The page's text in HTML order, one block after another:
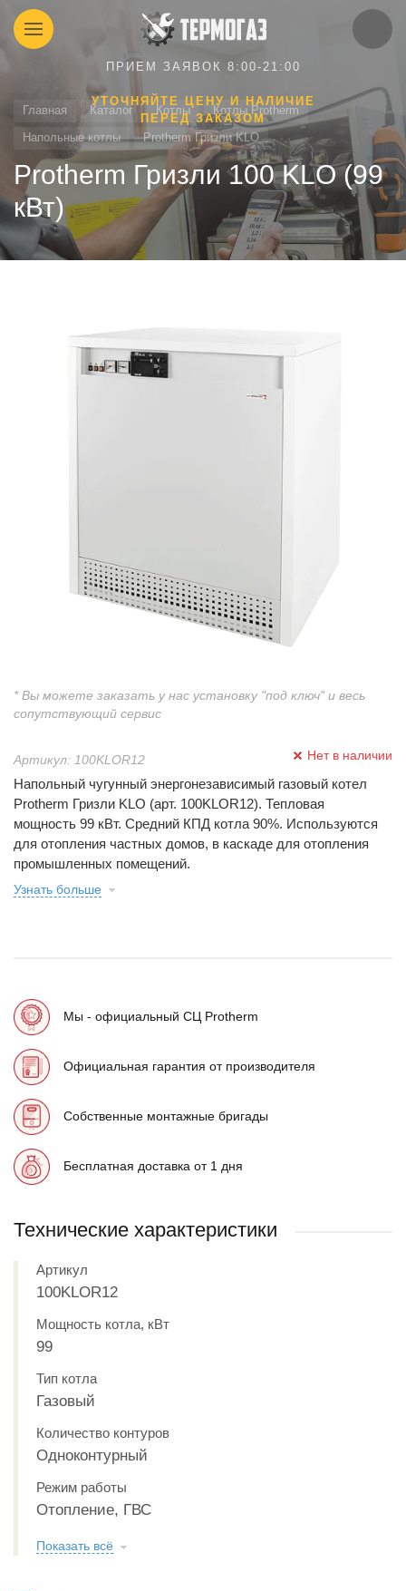
ПРИЕМ ЗАЯВОК 8:00-21:00
УТОЧНЯЙТЕ ЦЕНУ И НАЛИЧИЕ
ПЕРЕД ЗАКАЗОМ
Главная Каталог Котлы
Котлы Protherm
Напольные котлы
Protherm Гризли KLO
Protherm Гризли 100 KLO (99
кВт)
Артикул: 100KLOR12 Нет в наличии
Напольный чугунный энергонезависимый газовый котел
Protherm Гризли KLO (арт. 100KLOR12). Тепловая
мощность 99 кВт. Средний КПД котла 90%. Используются
для отопления частных домов, в каскаде для отопления
промышленных помещений.
Узнать больше
* Вы можете заказать у нас установку "под ключ" и весь
сопутствующий сервис
Мы - официальный СЦ Protherm
Официальная гарантия от производителя
Собственные монтажные бригады
Бесплатная доставка от 1 дня
Технические характеристики
Артикул
100KLOR12
Мощность котла, кВт
99
Тип котла
Газовый
Количество контуров
Одноконтурный
Режим работы
Отопление, ГВС
Показать всё